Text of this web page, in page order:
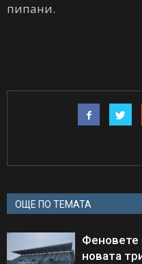
пипани.
ОЩЕ ПО ТЕМАТА
Феновете
новата